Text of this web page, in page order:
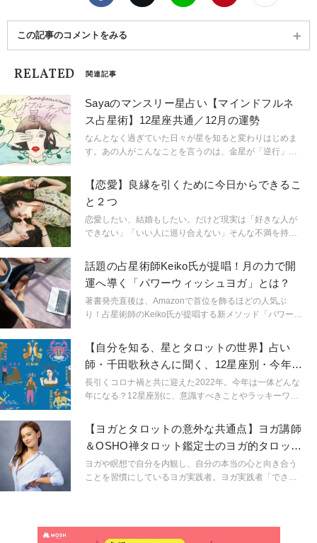
この記事のコメントをみる
RELATED 関連記事
Sayaのマンスリー星占い【マインドフルネ
ス占星術】12星座共通／12月の運勢
なんとなく過ぎていた日々が星を知ると変わりはじめま
す。あの人がこんなことを言うのは、金星が「逆行」し
い。こんなにも気持ちが盛り上がるのは満月だからと言
うように。星という眼鏡をもつことで、小さなささやき
や予兆にも気づき始め、「今、ここ」に集中できるよう
に。マインドフルに生きられるようになるのです。
「今、ここ」を生きるためのマインドフルネスな占星術
【恋愛】良縁を引くために今日からできるこ
と２つ
恋愛したい、結婚もしたい。だけど現実は「好きな人が
できない」「いい人に巡り合えない」そんな不満を持っ
と出会える場に行くことが大事ですが、ではその「出会
いの場」で良いご縁を引けるようになるには？日々心掛
けたいポイントを考えてみました。
話題の占星術師Keiko氏が提唱！月の力で開
運へ導く「パワーウィッシュヨガ」とは？
著書発売直後は、Amazonで首位を飾るほどの人気ぶ
り！占星術師のKeiko氏が提唱する新メソッド「パワーウ
幸せを引き寄せてみませんか？
【自分を知る、星とタロットの世界】占い
師・千田歌秋さんに聞く、12星座別・今年を
快適に過ごすコツ
長引くコロナ禍と共に迎えた2022年。今年は一体どんな
年になる？12星座別に、意識すべきことやラッキーワー
【ヨガとタロットの意外な共通点】ヨガ講師
＆OSHO禅タロット鑑定士のヨガ的タロット
活用術とは？
ヨガや瞑想で自分を内観し、自分の本当の心と向き合う
ことを習慣にしているヨガ実践者。ヨガ実践者「でさ